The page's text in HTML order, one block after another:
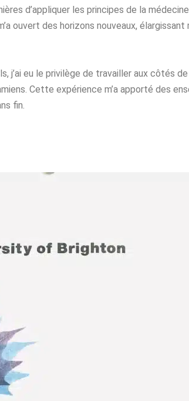
d’appliquer les principes de la
ouvert des horizons nouveaux,
j’ai eu le privilège de travailler aux côtés
Cette expérience m’a apporté des
fin.